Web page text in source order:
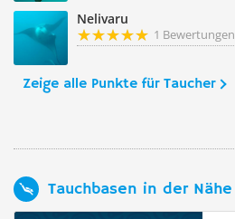
Nelivaru
1 Bewertungen
Zeige alle Punkte für Taucher
Tauchbasen in der Nähe